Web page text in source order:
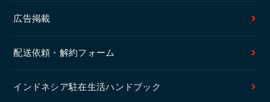
広告掲載
配送依頼・解約フォーム
インドネシア駐在生活ハンドブック